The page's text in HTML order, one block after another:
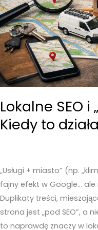
Lokalne SEO i
Kiedy to
„Usługi + miasto” (np.
fajny efekt w Google… ale
Duplikaty treści,
strona jest „pod SEO”, a
to naprawdę znaczy w